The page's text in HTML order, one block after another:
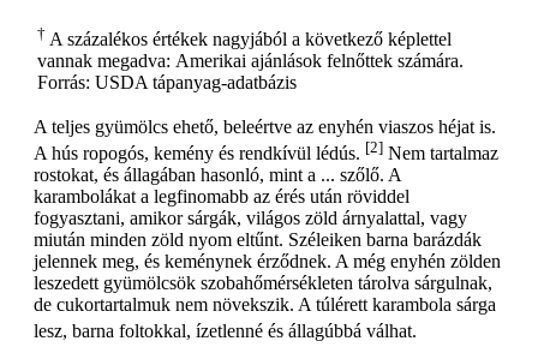
† A százalékos értékek nagyjából a következő képlettel
vannak megadva: Amerikai ajánlások felnőttek számára.
Forrás: USDA tápanyag-adatbázis
A teljes gyümölcs ehető, beleértve az enyhén viaszos héjat is.
A hús ropogós, kemény és rendkívül lédús. [2] Nem tartalmaz
rostokat, és állagában hasonló, mint a ... szőlő. A
karambolákat a legfinomabb az érés után röviddel
fogyasztani, amikor sárgák, világos zöld árnyalattal, vagy
miután minden zöld nyom eltűnt. Széleiken barna barázdák
jelennek meg, és keménynek érződnek. A még enyhén zölden
leszedett gyümölcsök szobahőmérsékleten tárolva sárgulnak,
de cukortartalmuk nem növekszik. A túlérett karambola sárga
lesz, barna foltokkal, ízetlenné és állagúbbá válhat.